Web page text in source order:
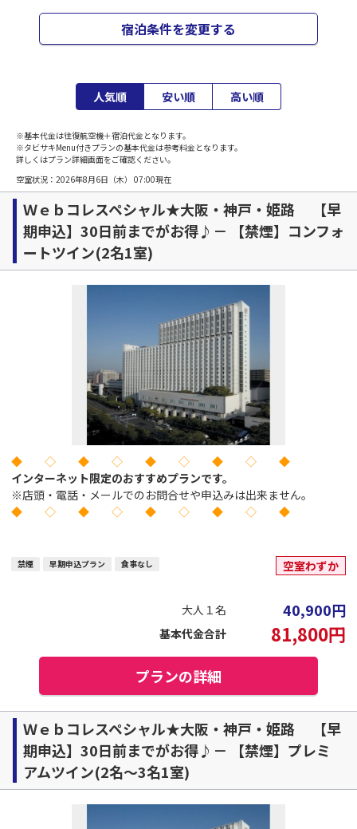
宿泊条件を変更する
人気順 安い順 高い順
※基本代金は往復航空機＋宿泊代金となります。
※タビサキMenu付きプランの基本代金は参考料金となります。
詳しくはプラン詳細画面をご確認ください。
空室状況： 2026年8月6日（木） 07:00現在
Ｗｅｂコレスペシャル★大阪・神戸・姫路 【早
期申込】30日前までがお得♪－ 【禁煙】コンフォ
ートツイン(2名1室)
◆ ◇ ◆ ◇ ◆ ◇ ◆ ◇ ◆
インターネット限定のおすすめプランです。
※店頭・電話・メールでのお問合せや申込みは出来ません。
◆ ◇ ◆ ◇ ◆ ◇ ◆ ◇ ◆
禁煙 早期申込プラン 食事なし 空室わずか
大人１名 40,900円
基本代金合計 81,800円
プランの詳細
Ｗｅｂコレスペシャル★大阪・神戸・姫路 【早
期申込】30日前までがお得♪－ 【禁煙】プレミ
アムツイン(2名～3名1室)